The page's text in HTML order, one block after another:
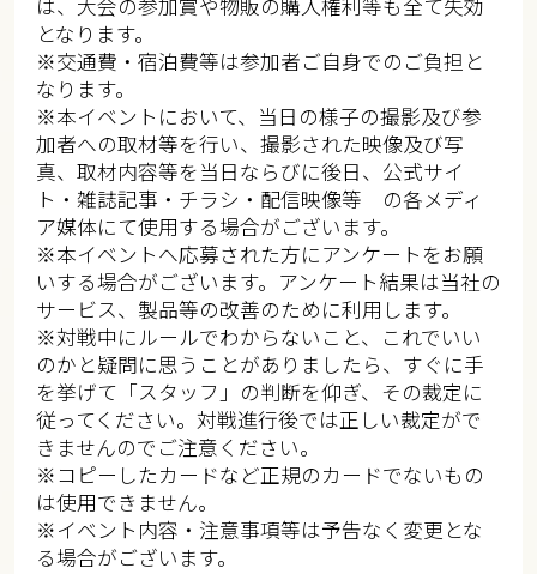
は、大会の参加賞や物販の購入権利等も全て失効
となります。​​
※交通費・宿泊費等は参加者ご自身でのご負担と
なります。​
※本イベントにおいて、当日の様子の撮影及び参
加者への取材等を行い、撮影された映像及び写
真、取材内容等を当日ならびに後日、公式サイ
ト・雑誌記事・チラシ・配信映像等 の各メディ
ア媒体にて使用する場合がございます。​​
※本イベントへ応募された方にアンケートをお願
いする場合がございます。アンケート結果は当社の
サービス、製品等の改善のために利用します。​​
※対戦中にルールでわからないこと、これでいい
のかと疑問に思うことがありましたら、すぐに手
を挙げて「スタッフ」の判断を仰ぎ、その裁定に
従ってください。対戦進行後では正しい裁定がで
きませんのでご注意ください。​​​
※コピーしたカードなど正規のカードでないもの
は使用できません。​​​
※イベント内容・注意事項等は予告なく変更とな
る場合がございます。​​